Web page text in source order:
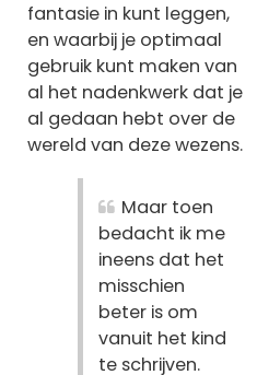
fantasie in kunt leggen,
en waarbij je optimaal
gebruik kunt maken van
al het nadenkwerk dat je
al gedaan hebt over de
wereld van deze wezens.
Maar toen
bedacht ik me
ineens dat het
misschien
beter is om
vanuit het kind
te schrijven.